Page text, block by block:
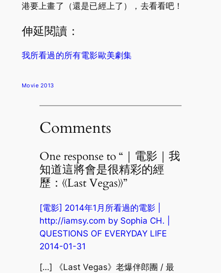
港要上畫了（還是已經上了），去看看吧！
伸延閱讀：
我所看過的所有電影歐美劇集
Movie 2013
Comments
One response to “｜電影｜我
知道這將會是很精彩的經
歷：《Last Vegas》”
[電影] 2014年1月所看過的電影 |
http://iamsy.com by Sophia CH. |
QUESTIONS OF EVERYDAY LIFE
2014-01-31
[…] 《Last Vegas》老爆伴郎團 / 最